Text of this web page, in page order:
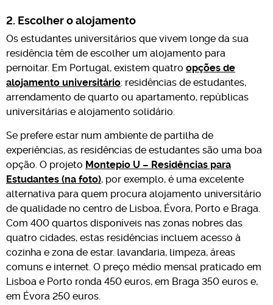
2. Escolher o alojamento
Os estudantes universitários que vivem longe da sua
residência têm de escolher um alojamento para
pernoitar. Em Portugal, existem quatro opções de
alojamento universitário: residências de estudantes,
arrendamento de quarto ou apartamento, repúblicas
universitárias e alojamento solidário.
Se prefere estar num ambiente de partilha de
experiências, as residências de estudantes são uma boa
opção. O projeto Montepio U – Residências para
Estudantes (na foto), por exemplo, é uma excelente
alternativa para quem procura alojamento universitário
de qualidade no centro de Lisboa, Évora, Porto e Braga.
Com 400 quartos disponíveis nas zonas nobres das
quatro cidades, estas residências incluem acesso à
cozinha e zona de estar. lavandaria, limpeza, áreas
comuns e internet. O preço médio mensal praticado em
Lisboa e Porto ronda 450 euros, em Braga 350 euros e,
em Évora 250 euros.